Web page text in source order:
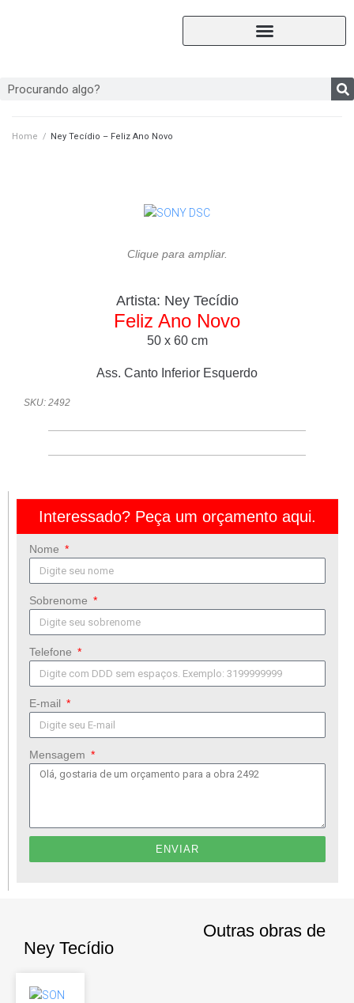
Home / Ney Tecídio – Feliz Ano Novo
Clique para ampliar.
Artista: Ney Tecídio
Feliz Ano Novo
50 x 60 cm
Ass. Canto Inferior Esquerdo
SKU: 2492
Interessado? Peça um orçamento aqui.
Nome
Sobrenome
Telefone
E-mail
Mensagem
ENVIAR
Outras obras de
Ney Tecídio